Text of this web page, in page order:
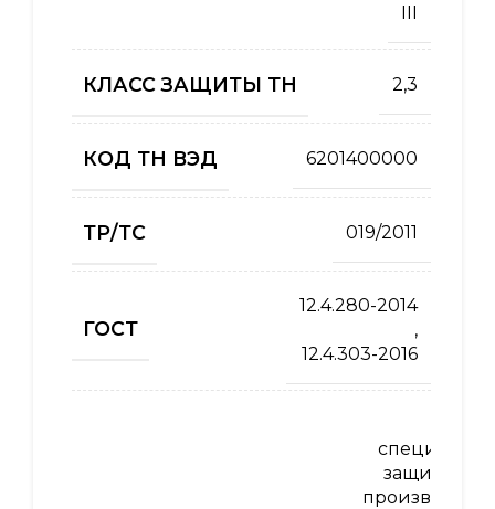
III
КЛАСС ЗАЩИТЫ ТН 2,3
КОД ТН ВЭД 6201400000
ТР/ТС 019/2011
ГОСТ
12.4.280-2014
,
12.4.303-2016
защиты от